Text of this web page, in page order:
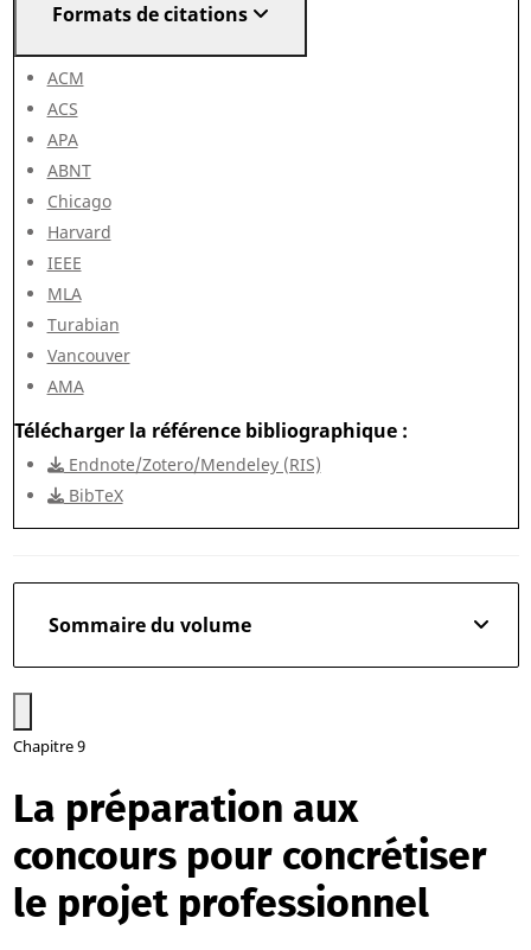
Formats de citations
ACM
ACS
APA
ABNT
Chicago
Harvard
IEEE
MLA
Turabian
Vancouver
AMA
Télécharger la référence bibliographique
Endnote/Zotero/Mendeley (RIS)
BibTeX
Sommaire du volume
Chapitre 9
La préparation aux
concours pour concrétiser
le projet professionnel